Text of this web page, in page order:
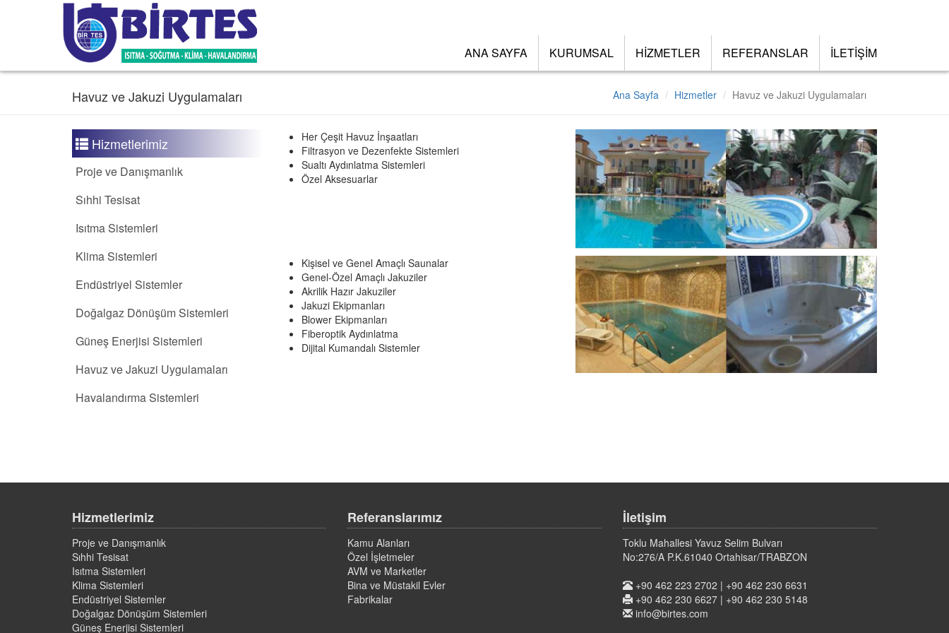
ANA SAYFA KURUMSAL HİZMETLER REFERANSLAR İLETİŞİM
Havuz ve Jakuzi Uygulamaları Ana Sayfa Hizmetler Havuz ve Jakuzi Uygulamaları
Hizmetlerimiz
Proje ve Danışmanlık
Sıhhi Tesisat
Isıtma Sistemleri
Klima Sistemleri
Endüstriyel Sistemler
Doğalgaz Dönüşüm Sistemleri
Güneş Enerjisi Sistemleri
Havuz ve Jakuzi Uygulamaları
Havalandırma Sistemleri
Her Çeşit Havuz İnşaatları
Filtrasyon ve Dezenfekte Sistemleri
Sualtı Aydınlatma Sistemleri
Özel Aksesuarlar
Kişisel ve Genel Amaçlı Saunalar
Genel-Özel Amaçlı Jakuziler
Akrilik Hazır Jakuziler
Jakuzi Ekipmanları
Blower Ekipmanları
Fiberoptik Aydınlatma
Dijital Kumandalı Sistemler
Hizmetlerimiz
Proje ve Danışmanlık
Sıhhi Tesisat
Isıtma Sistemleri
Klima Sistemleri
Endüstriyel Sistemler
Doğalgaz Dönüşüm Sistemleri
Güneş Enerjisi Sistemleri
Referanslarımız
Kamu Alanları
Özel İşletmeler
AVM ve Marketler
Bina ve Müstakil Evler
Fabrikalar
İletişim
Toklu Mahallesi Yavuz Selim Bulvarı
No:276/A P.K.61040 Ortahisar/TRABZON
+90 462 223 2702 | +90 462 230 6631
+90 462 230 6627 | +90 462 230 5148
info@birtes.com